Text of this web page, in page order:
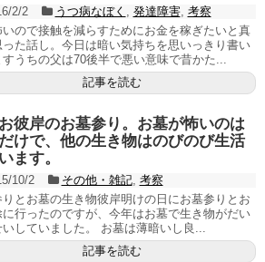
2/2 うつ病なぼく , 発達障害, 考察
いので接触を減らすためにお金を稼ぎたいと真
った話し。今日は暗い気持ちを思いっきり書い
うちの父は70後半で悪い意味で昔かた...
記事を読む
彼岸のお墓参り。お墓が怖いのは
けで、他の生き物はのびのび生活
ます。
10/2 その他・雑記, 考察
りとお墓の生き物彼岸明けの日にお墓参りとお
に行ったのですが、今年はお墓で生き物がだい
いしていました。 お墓は薄暗いし良...
記事を読む